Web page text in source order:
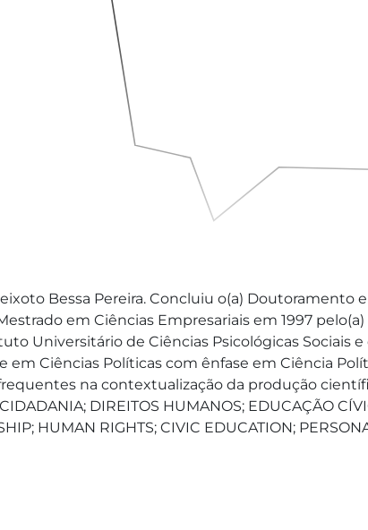
Bessa Pereira. Concluiu o(a)
em Ciências Empresariais em 1997
Universitário de Ciências Psicológicas Sociais
em Ciências Políticas com ênfase em Ciência
na contextualização da produção
DIREITOS HUMANOS; EDUCAÇÃO
HUMAN RIGHTS; CIVIC EDUCATION;